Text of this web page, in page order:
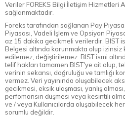
Veriler FOREKS Bilgi İletişim Hizmetleri
sağlanmaktadır.
Foreks tarafından sağlanan Pay
Piyasası, Vadeli İşlem ve Opsiyon
az 15 dakika gecikmeli verilerdir. BIST
Belgesi altında korunmakta olup izinsiz
edilemez, değiştirilemez. BIST ismi
telif hakları tamamen BIST'ye ait olup,
verinin sekansı, doğruluğu ve tamlığı
vermez. Veri yayınında oluşabilecek
gecikmesi, eksik ulaşması, yanlış
perfomansın düşmesi veya kesintili
ve / veya Kullanıcılarda oluşabilecek
sorumlu değildir.